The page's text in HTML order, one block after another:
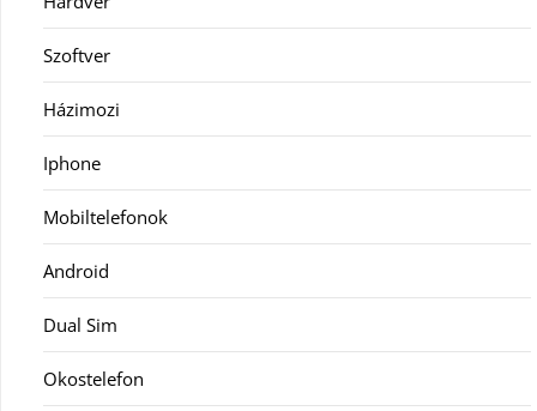
Szoftver
Házimozi
Iphone
Mobiltelefonok
Android
Dual Sim
Okostelefon